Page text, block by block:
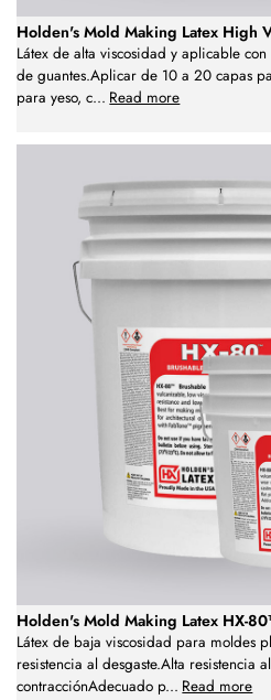
Holden's Mold Making Latex High
Látex de alta viscosidad y aplicable
de guantes.Aplicar de 10 a 20 capas
para yeso, c... Read more
Holden's Mold Making Latex HX-
Látex de baja viscosidad para moldes
resistencia al desgaste.Alta resistencia
contracciónAdecuado p... Read more